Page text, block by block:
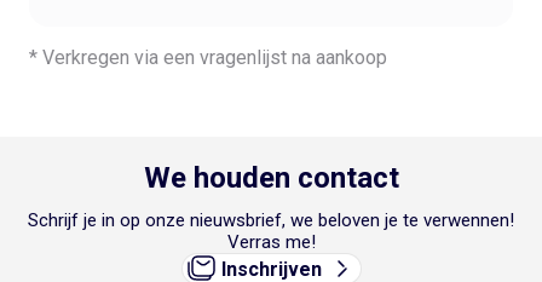
* Verkregen via een vragenlijst na aankoop
We houden contact
Schrijf je in op onze nieuwsbrief, we beloven je te verwennen!
Verras me!
Inschrijven